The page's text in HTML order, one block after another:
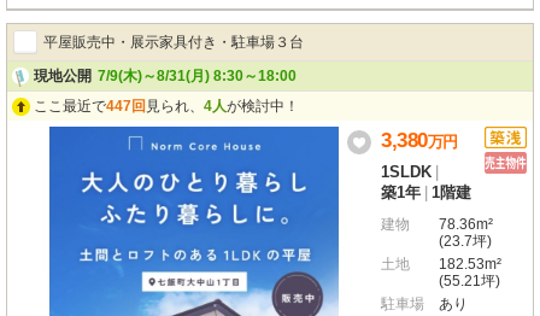
高断熱性能が魅力。一年中快適に過ごせるだけでなく、家計にも優しい設計で
す。1階には便利な蔵収納が2か所あり、ウォークインクローゼットや全居室収
納と合わせて、収納力も抜群。システムキッチンには食洗機、浴室はゆとりの
1坪以上と、日々の暮らしを豊かにする設備が充実しています。閑静な住宅街
に位置し、函館バス「中央大川」停まで徒歩7分。コンビニや郵便局、スーパ
ーも徒歩圏内に揃い、子育て世帯にも嬉しい幼稚園や小学校も近くにございま
す。駐車スペースは嬉しい2台分確保。ぜひこの機会に、ご家族皆様で「Granl
ink平屋」の魅力を体感しにいらしてください。
平屋販売中・展示家具付き・駐車場３台
現地公開 7/9(木)～8/31(月) 8:30～18:00
ここ最近で447回 見られ、 4人が検討中！
3,380万円
1SLDK
築1年 1階建
建物
78.36m²
(23.7坪)
土地
182.53m²
(55.21坪)
駐車場
あり